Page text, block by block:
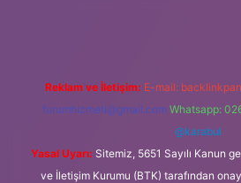
Reklam ve İletişim: E-mail:
forumhizmeti@gmail.com Whatsapp:
@karabul
Yasal Uyarı: Sitemiz, 5651 Sayılı Kanun
ve İletişim Kurumu (BTK) tarafından